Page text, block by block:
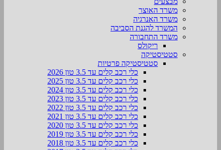
משרד האוצר
משרד האנרגיה
המשרד להגנת הסביבה
משרד התחבורה
ריקולס
סטטיסטיקה
סטטיסטיקה פרטיות
כלי רכב קלים עד 3.5 טון 2026
כלי רכב קלים עד 3.5 טון 2025
כלי רכב קלים עד 3.5 טון 2024
כלי רכב קלים עד 3.5 טון 2023
כלי רכב קלים עד 3.5 טון 2022
כלי רכב קלים עד 3.5 טון 2021
כלי רכב קלים עד 3.5 טון 2020
כלי רכב קלים עד 3.5 טון 2019
כלי רכב קלים עד 3.5 טון 2018